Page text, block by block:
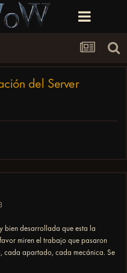
del Server
bien desarrollada que esta la
miren el trabajo que pasaron
cada apartado, cada mecánica. Se